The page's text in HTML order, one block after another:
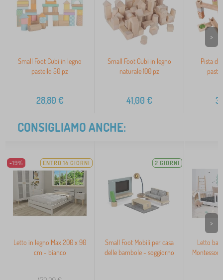
Small Foot Cubi in legno
pastello 50 pz
28,80 €
Small Foot Cubi in legno
naturale 100 pz
41,00 €
Pista di
>
CONSIGLIAMO ANCHE:
-19% ENTRO 14 GIORNI
Letto in legno Max 200 x 90
cm - bianco
2 GIORNI
Small Foot Mobili per casa
delle bambole - soggiorno
Letto
>